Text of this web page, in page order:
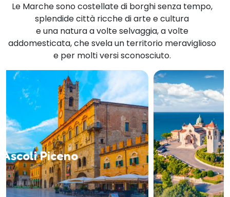
Le Marche sono costellate di borghi senza tempo,
splendide città ricche di arte e cultura
e una natura a volte selvaggia, a volte
addomesticata, che svela un territorio meraviglioso
e per molti versi sconosciuto.
Ancona